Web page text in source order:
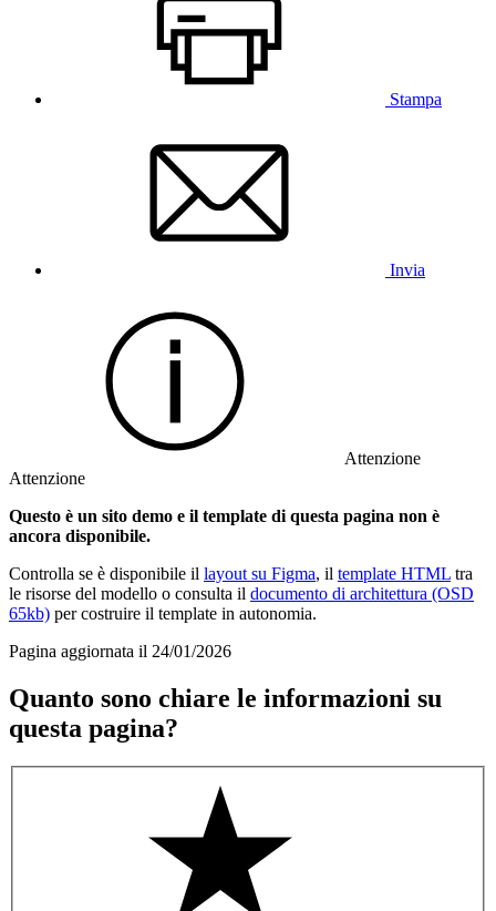
Stampa
Invia
Attenzione
Attenzione
Questo è un sito demo e il template di questa pagina non è
ancora disponibile.
Controlla se è disponibile il layout su Figma, il template HTML tra
le risorse del modello o consulta il documento di architettura (OSD
65kb) per costruire il template in autonomia.
Pagina aggiornata il 24/01/2026
Quanto sono chiare le informazioni su
questa pagina?